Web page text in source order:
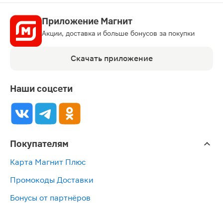
Приложение Магнит
Акции, доставка и больше бонусов за покупки
Скачать приложение
Наши соцсети
Покупателям
Карта Магнит Плюс
Промокоды Доставки
Бонусы от партнёров